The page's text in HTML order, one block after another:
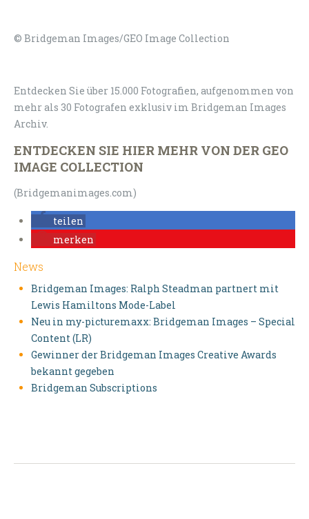
© Bridgeman Images/GEO Image Collection
Entdecken Sie über 15.000 Fotografien, aufgenommen von
mehr als 30 Fotografen exklusiv im Bridgeman Images
Archiv.
ENTDECKEN SIE HIER MEHR VON DER GEO
IMAGE COLLECTION
(Bridgemanimages.com)
teilen
merken
News
Bridgeman Images: Ralph Steadman partnert mit
Lewis Hamiltons Mode-Label
Neu in my-picturemaxx: Bridgeman Images – Special
Content (LR)
Gewinner der Bridgeman Images Creative Awards
bekannt gegeben
Bridgeman Subscriptions